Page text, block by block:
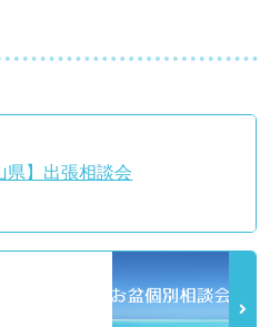
県】出張相談会